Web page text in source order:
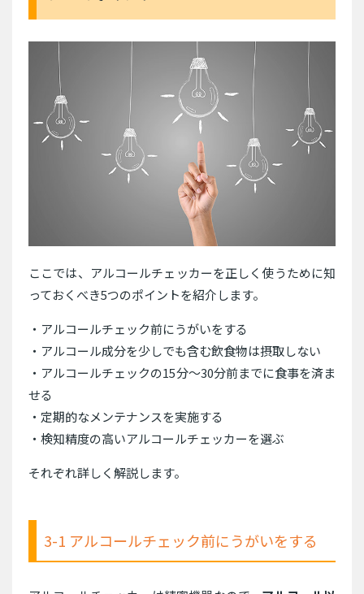
ここでは、アルコールチェッカーを正しく使うために知
っておくべき5つのポイントを紹介します。
・アルコールチェック前にうがいをする
・アルコール成分を少しでも含む飲食物は摂取しない
・アルコールチェックの15分〜30分前までに食事を済ま
せる
・定期的なメンテナンスを実施する
・検知精度の高いアルコールチェッカーを選ぶ
それぞれ詳しく解説します。
3-1 アルコールチェック前にうがいをする